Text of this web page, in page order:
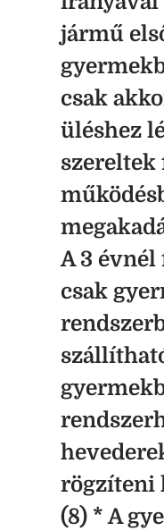
jármű
csak
üléshez
szereltek
A 3
csak
rögzíteni
(8) * A